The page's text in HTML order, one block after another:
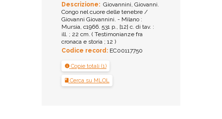
Descrizione: Giovannini, Giovanni.
Congo nel cuore delle tenebre /
Giovanni Giovannini. - Milano :
Mursia, c1966. 531 p., [12] c. di tav. :
ill. ; 22 cm. ( Testimonianze fra
cronaca e storia ; 12 )
Codice record: EC00117750
Copie totali (1)
Cerca su MLOL